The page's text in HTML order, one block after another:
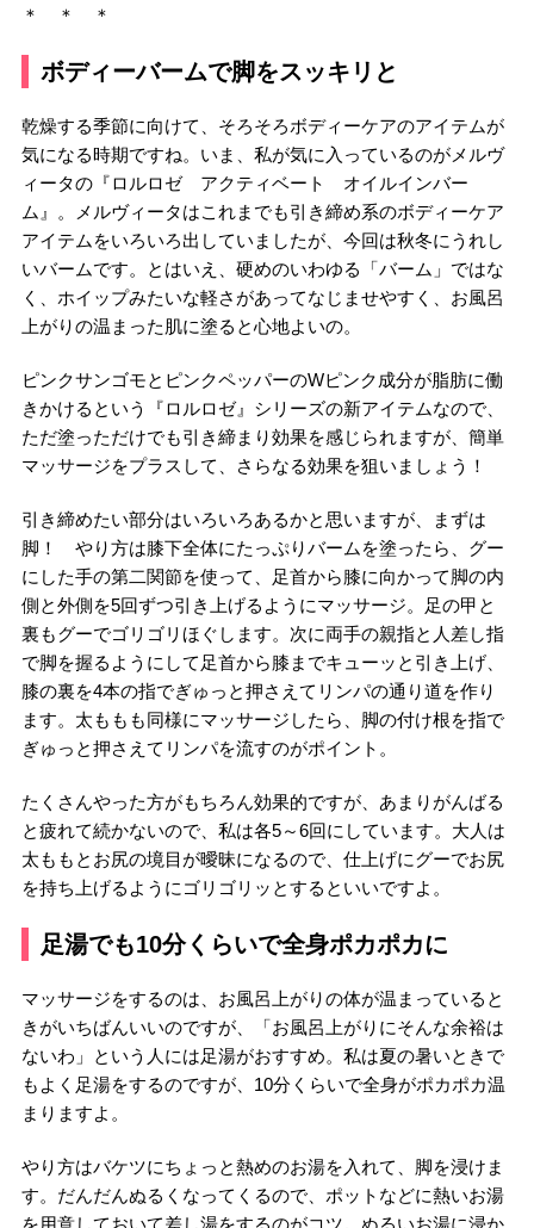
＊ ＊ ＊
ボディーバームで脚をスッキリと
乾燥する季節に向けて、そろそろボディーケアのアイテムが
気になる時期ですね。いま、私が気に入っているのがメルヴ
ィータの『ロルロゼ アクティベート オイルインバー
ム』。メルヴィータはこれまでも引き締め系のボディーケア
アイテムをいろいろ出していましたが、今回は秋冬にうれし
いバームです。とはいえ、硬めのいわゆる「バーム」ではな
く、ホイップみたいな軽さがあってなじませやすく、お風呂
上がりの温まった肌に塗ると心地よいの。
ピンクサンゴモとピンクペッパーのWピンク成分が脂肪に働
きかけるという『ロルロゼ』シリーズの新アイテムなので、
ただ塗っただけでも引き締まり効果を感じられますが、簡単
マッサージをプラスして、さらなる効果を狙いましょう！
引き締めたい部分はいろいろあるかと思いますが、まずは
脚！ やり方は膝下全体にたっぷりバームを塗ったら、グー
にした手の第二関節を使って、足首から膝に向かって脚の内
側と外側を5回ずつ引き上げるようにマッサージ。足の甲と
裏もグーでゴリゴリほぐします。次に両手の親指と人差し指
で脚を握るようにして足首から膝までキューッと引き上げ、
膝の裏を4本の指でぎゅっと押さえてリンパの通り道を作り
ます。太ももも同様にマッサージしたら、脚の付け根を指で
ぎゅっと押さえてリンパを流すのがポイント。
たくさんやった方がもちろん効果的ですが、あまりがんばる
と疲れて続かないので、私は各5～6回にしています。大人は
太ももとお尻の境目が曖昧になるので、仕上げにグーでお尻
を持ち上げるようにゴリゴリッとするといいですよ。
足湯でも10分くらいで全身ポカポカに
マッサージをするのは、お風呂上がりの体が温まっていると
きがいちばんいいのですが、「お風呂上がりにそんな余裕は
ないわ」という人には足湯がおすすめ。私は夏の暑いときで
もよく足湯をするのですが、10分くらいで全身がポカポカ温
まりますよ。
やり方はバケツにちょっと熱めのお湯を入れて、脚を浸けま
す。だんだんぬるくなってくるので、ポットなどに熱いお湯